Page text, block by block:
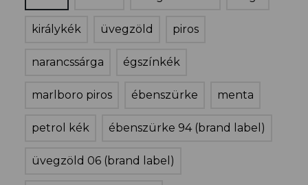
királykék üvegzöld piros
narancssárga égszínkék
marlboro piros ébenszürke menta
petrol kék ébenszürke 94 (brand label)
üvegzöld 06 (brand label)